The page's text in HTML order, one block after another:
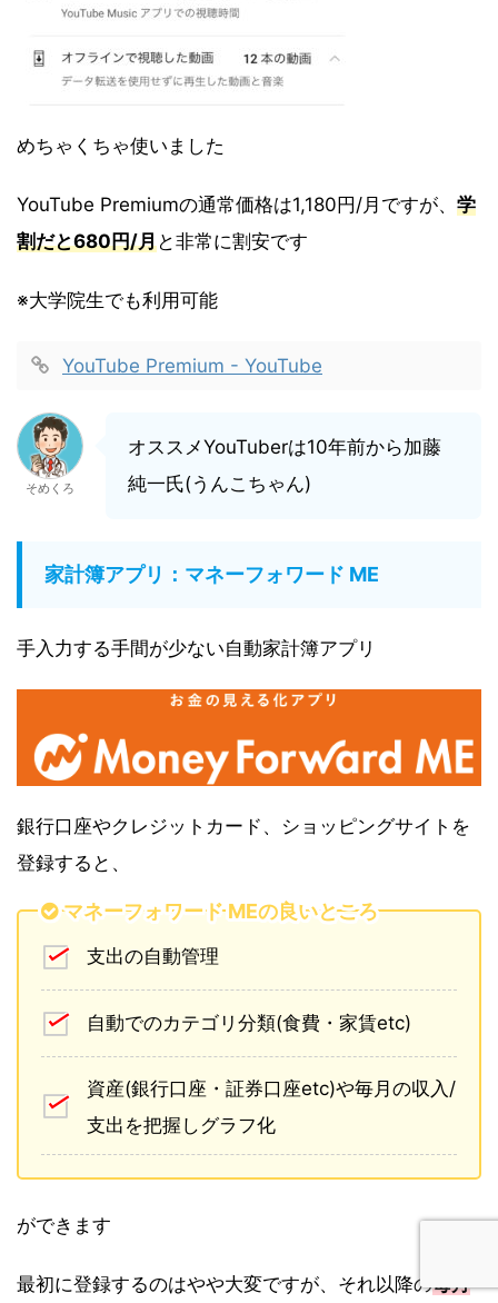
めちゃくちゃ使いました
YouTube Premiumの通常価格は1,180円/月ですが、 学
割だと680円/月と非常に割安です
※大学院生でも利用可能
YouTube Premium - YouTube
そめくろ
オススメYouTuberは10年前から加藤
純一氏(うんこちゃん)
家計簿アプリ：マネーフォワード ME
手入力する手間が少ない自動家計簿アプリ
銀行口座やクレジットカード、ショッピングサイトを
登録すると、
マネーフォワード MEの良いところ
支出の自動管理
自動でのカテゴリ分類(食費・家賃etc)
資産(銀行口座・証券口座etc)や毎月の収入/
支出を把握しグラフ化
ができます
最初に登録するのはやや大変ですが、それ以降の毎月